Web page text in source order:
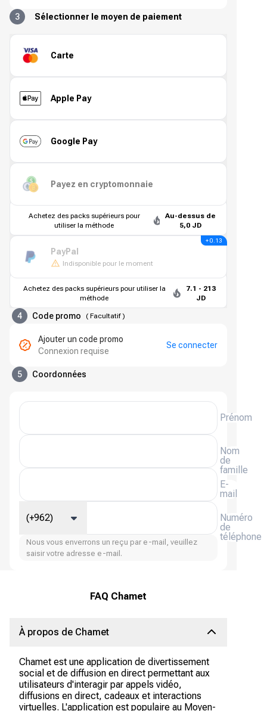
3 Sélectionner le moyen de paiement
Carte
Apple Pay
Google Pay
Payez en cryptomonnaie
Achetez des packs supérieurs pour
utiliser la méthode
Au-dessus de
5,0 JD
PayPal
Indisponible pour le moment
+ 0.13
Achetez des packs supérieurs pour utiliser la
méthode
7.1 - 213
JD
4 Code promo ( Facultatif)
Ajouter un code promo
Connexion requise
Se connecter
5 Coordonnées
Prénom
Nom
de
famille
E-
mail
Numéro
de
téléphone
(+962)
Nous vous enverrons un reçu par e-mail, veuillez
saisir votre adresse e-mail.
FAQ Chamet
À propos de Chamet
Chamet est une application de divertissement
social et de diffusion en direct permettant aux
utilisateurs d'interagir par appels vidéo,
diffusions en direct, cadeaux et interactions
virtuelles. L'application est populaire au Moyen-